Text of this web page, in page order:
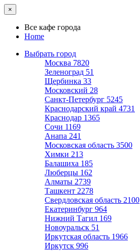
×
Все кафе города
Home
Выбрать город
Москва 7820
Зеленоград 51
Щербинка 33
Московский 28
Санкт-Петербург 5245
Краснодарский край 4731
Краснодар 1365
Сочи 1169
Анапа 241
Московская область 3500
Химки 213
Балашиха 185
Люберцы 162
Алматы 2739
Ташкент 2278
Свердловская область 2100
Екатеринбург 964
Нижний Тагил 169
Новоуральск 51
Иркутская область 1966
Иркутск 996